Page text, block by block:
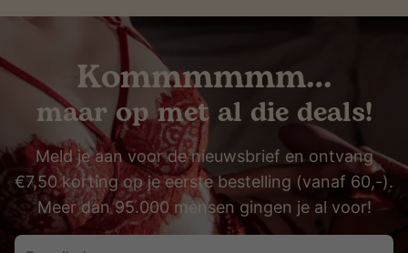
Kommmmmm…
maar op met al die deals!
Meld je aan voor de nieuwsbrief en ontvang
€7,50 korting op je eerste bestelling (vanaf 60,-).
Meer dan 95.000 mensen gingen je al voor!